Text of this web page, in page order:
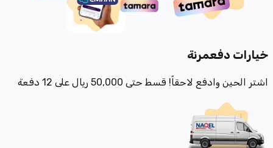
خيارات دفعمرنة
اشتر الحين وادفع لاحقاً! قسط حتى 50,000 ريال على 12 دفعة